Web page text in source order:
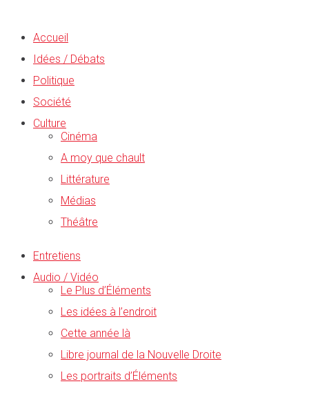
Accueil
Idées / Débats
Politique
Société
Culture
Cinéma
A moy que chault
Littérature
Médias
Théâtre
Entretiens
Audio / Vidéo
Le Plus d’Éléments
Les idées à l’endroit
Cette année là
Libre journal de la Nouvelle Droite
Les portraits d’Éléments